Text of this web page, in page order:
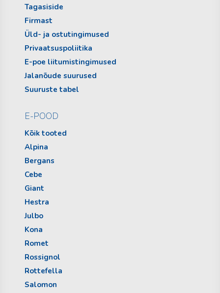
Tagasiside
Firmast
Üld- ja ostutingimused
Privaatsuspoliitika
E-poe liitumistingimused
Jalanõude suurused
Suuruste tabel
E-POOD
Kõik tooted
Alpina
Bergans
Cebe
Giant
Hestra
Julbo
Kona
Romet
Rossignol
Rottefella
Salomon